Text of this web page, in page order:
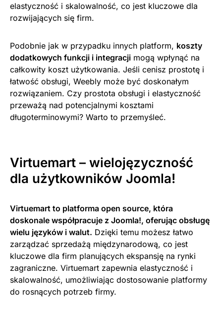
elastyczność i skalowalność, co jest kluczowe dla
rozwijających się firm.
Podobnie jak w przypadku innych platform, koszty
dodatkowych funkcji i integracji mogą wpłynąć na
całkowity koszt użytkowania. Jeśli cenisz prostotę i
łatwość obsługi, Weebly może być doskonałym
rozwiązaniem. Czy prostota obsługi i elastyczność
przeważą nad potencjalnymi kosztami
długoterminowymi? Warto to przemyśleć.
Virtuemart – wielojęzyczność
dla użytkowników Joomla!
Virtuemart to platforma open source, która
doskonale współpracuje z Joomla!, oferując obsługę
wielu języków i walut. Dzięki temu możesz łatwo
zarządzać sprzedażą międzynarodową, co jest
kluczowe dla firm planujących ekspansję na rynki
zagraniczne. Virtuemart zapewnia elastyczność i
skalowalność, umożliwiając dostosowanie platformy
do rosnących potrzeb firmy.